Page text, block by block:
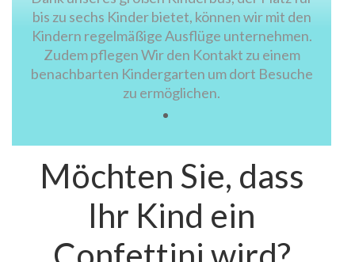
bis zu sechs Kinder bietet, können wir mit den
Kindern regelmäßige Ausflüge unternehmen.
Zudem pflegen Wir den Kontakt zu einem
benachbarten Kindergarten um dort Besuche
zu ermöglichen.
Möchten Sie, dass
Ihr Kind ein